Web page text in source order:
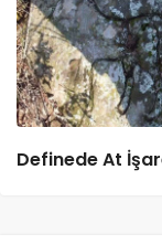
Definede At